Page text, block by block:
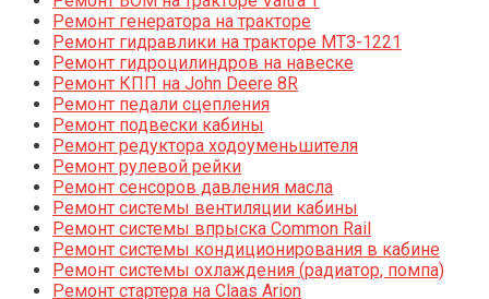
Ремонт генератора на тракторе
Ремонт гидравлики на тракторе МТЗ-1221
Ремонт гидроцилиндров на навеске
Ремонт КПП на John Deere 8R
Ремонт педали сцепления
Ремонт подвески кабины
Ремонт редуктора ходоуменьшителя
Ремонт рулевой рейки
Ремонт сенсоров давления масла
Ремонт системы вентиляции кабины
Ремонт системы впрыска Common Rail
Ремонт системы кондиционирования в кабине
Ремонт системы охлаждения (радиатор, помпа)
Ремонт стартера на Claas Arion